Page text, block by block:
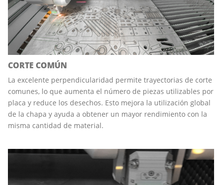
CORTE COMÚN
La excelente perpendicularidad permite trayectorias de corte
comunes, lo que aumenta el número de piezas utilizables por
placa y reduce los desechos. Esto mejora la utilización global
de la chapa y ayuda a obtener un mayor rendimiento con la
misma cantidad de material.